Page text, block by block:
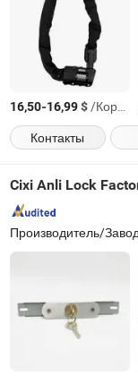
16,50-16,99$/Коробка
Контакты
Cixi Anli Lock
Производитель/